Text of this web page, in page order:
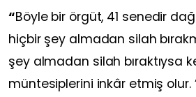
“Böyle bir örgüt, 41 senedir
hiçbir şey almadan silah
şey almadan silah bıraktıysa
müntesiplerini inkâr etmiş olur.